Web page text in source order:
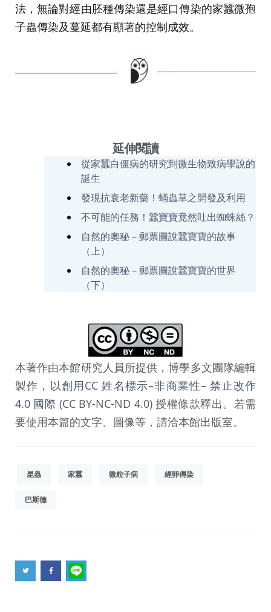
法，無論對經由胚種傳染還是經口傳染的家蠶微孢
子蟲傳染及蔓延都有顯著的控制成效。
延伸閱讀
從家蠶白僵病的研究到微生物致病學說的
誕生
發現抗衰老新藥！蛹蟲草之開發及利用
不可能的任務！蠶寶寶竟然吐出蜘蛛絲？
自然的奧秘－郵票圖說蠶寶寶的故事
（上）
自然的奧秘－郵票圖說蠶寶寶的世界
（下）
本著作由本館研究人員所提供，博學多文團隊編輯
製作，以創用CC 姓名標示–非商業性– 禁止改作
4.0 國際 (CC BY-NC-ND 4.0) 授權條款釋出。若需
要使用本篇的文字、圖像等，請洽本館出版室。
昆蟲 家蠶 微粒子病 經卵傳染
巴斯德